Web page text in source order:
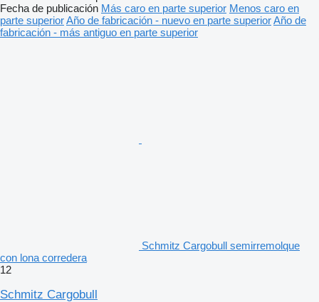
Fecha de publicación Más caro en parte superior Menos caro en
parte superiorAño de fabricación - nuevo en parte superiorAño de
fabricación - más antiguo en parte superior
Schmitz Cargobull semirremolque
con lona corredera
12
Schmitz Cargobull